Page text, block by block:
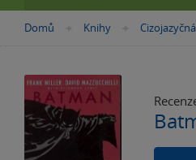
Nacházíte
Domů »
Knihy »